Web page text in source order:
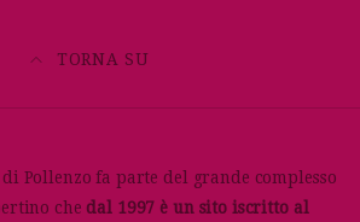
TORNA SU
Pollenzo fa parte del grande complesso
che dal 1997 è un sito iscritto al